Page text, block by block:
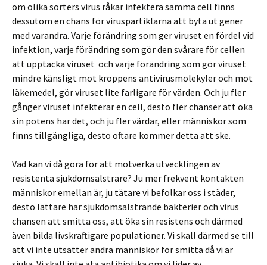
om olika sorters virus råkar infektera samma cell finns
dessutom en chans för viruspartiklarna att byta ut gener
med varandra. Varje förändring som ger viruset en fördel vid
infektion, varje förändring som gör den svårare för cellen
att upptäcka viruset och varje förändring som gör viruset
mindre känsligt mot kroppens antivirusmolekyler och mot
läkemedel, gör viruset lite farligare för värden. Och ju fler
gånger viruset infekterar en cell, desto fler chanser att öka
sin potens har det, och ju fler värdar, eller människor som
finns tillgängliga, desto oftare kommer detta att ske.
Vad kan vi då göra för att motverka utvecklingen av
resistenta sjukdomsalstrare? Ju mer frekvent kontakten
människor emellan är, ju tätare vi befolkar oss i städer,
desto lättare har sjukdomsalstrande bakterier och virus
chansen att smitta oss, att öka sin resistens och därmed
även bilda livskraftigare populationer. Vi skall därmed se till
att vi inte utsätter andra människor för smitta då vi är